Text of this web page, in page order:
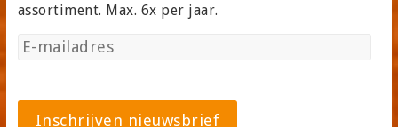
assortiment. Max. 6x per jaar.